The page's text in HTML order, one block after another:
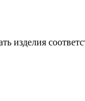
изделия